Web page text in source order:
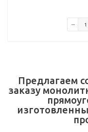
Предлагаем
заказу